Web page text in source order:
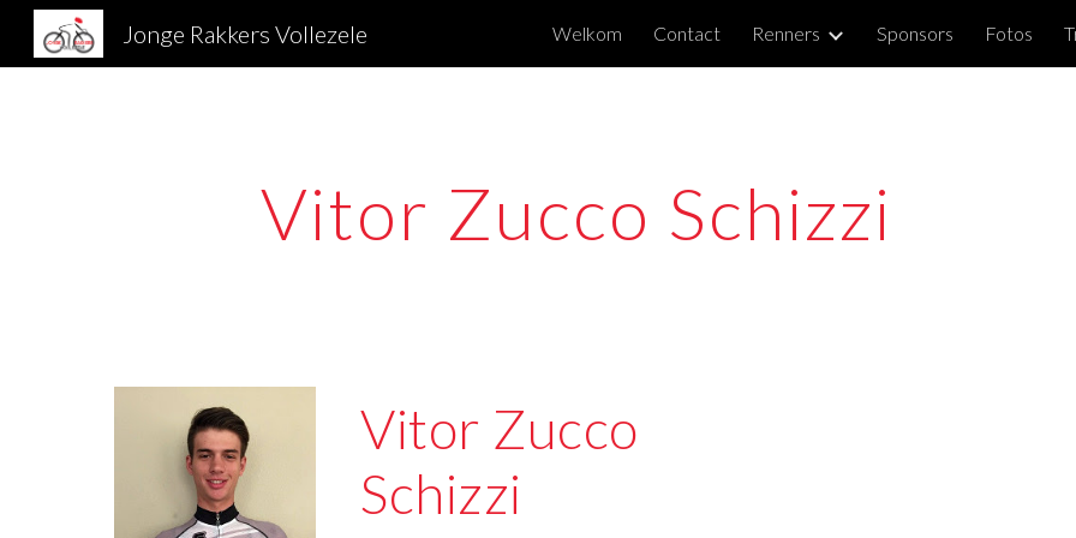
Skip to main content Skip to
Jonge Rakkers Vollezele Welkom Contact Renners Sponsors Fotos
Vitor Zucco Schizzi
Vitor Zucco
Schizzi